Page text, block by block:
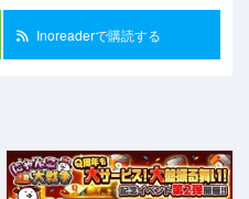
Inoreaderで購読する